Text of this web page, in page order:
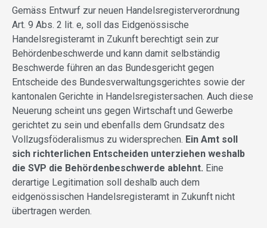
Gemäss Entwurf zur neuen Handelsregisterverordnung
Art. 9 Abs. 2 lit. e, soll das Eidgenössische
Handelsregisteramt in Zukunft berechtigt sein zur
Behördenbeschwerde und kann damit selbständig
Beschwerde führen an das Bundesgericht gegen
Entscheide des Bundesverwaltungsgerichtes sowie der
kantonalen Gerichte in Handelsregistersachen. Auch diese
Neuerung scheint uns gegen Wirtschaft und Gewerbe
gerichtet zu sein und ebenfalls dem Grundsatz des
Vollzugsföderalismus zu widersprechen. Ein Amt soll
sich richterlichen Entscheiden unterziehen weshalb
die SVP die Behördenbeschwerde ablehnt. Eine
derartige Legitimation soll deshalb auch dem
eidgenössischen Handelsregisteramt in Zukunft nicht
übertragen werden.